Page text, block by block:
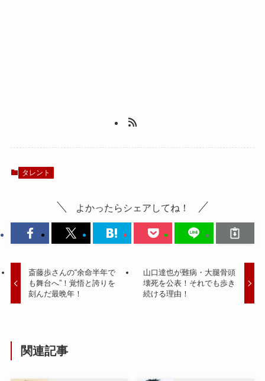
タレント
よかったらシェアしてね！
斎藤歩さんの“余命半年で
も舞台へ”！覚悟と誇りを
刻んだ最晩年！
山口達也が難病・大腿骨頭
壊死を公表！それでも歩き
続ける理由！
関連記事